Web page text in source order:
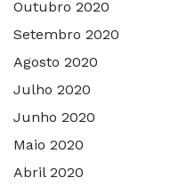
Outubro 2020
Setembro 2020
Agosto 2020
Julho 2020
Junho 2020
Maio 2020
Abril 2020